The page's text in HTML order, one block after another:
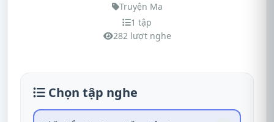
Truyện Ma
1 tập
282 lượt nghe
Chọn tập nghe